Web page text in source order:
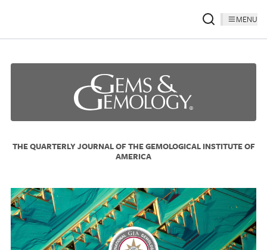
MENU
THE QUARTERLY JOURNAL OF THE GEMOLOGICAL INSTITUTE OF
AMERICA